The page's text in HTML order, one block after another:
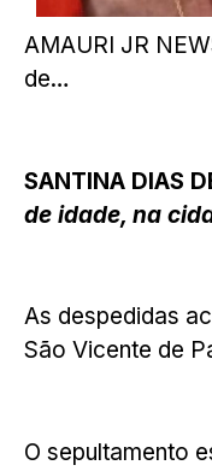
AMAURI JR
de…
SANTINA DIAS
de idade, na
As despedidas
São Vicente de
O sepultamento